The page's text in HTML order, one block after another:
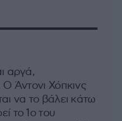
αργά,
Ο Άντονι Χόπκινς
να το βάλει κάτω
το 1ο του